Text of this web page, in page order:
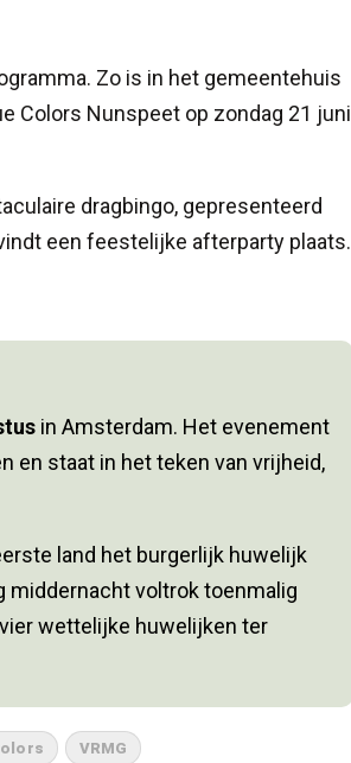
Zo is in het gemeentehuis
Colors Nunspeet op zondag 21 juni
dragbingo, gepresenteerd
een feestelijke afterparty plaats.
in Amsterdam. Het evenement
en staat in het teken van vrijheid,
land het burgerlijk huwelijk
middernacht voltrok toenmalig
wettelijke huwelijken ter
VRMG